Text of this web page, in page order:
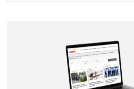
Correo electrónico